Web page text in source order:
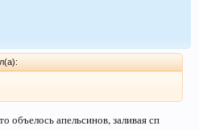
объелось апельсинов, заливая сп